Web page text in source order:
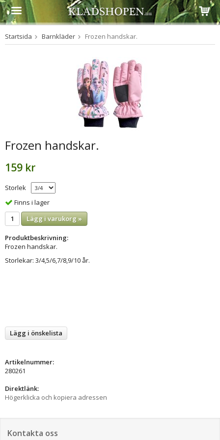
Produkten har blivit tillagd i varukorgen
Startsida Barnkläder Frozen handskar.
Frozen handskar.
159 kr
Storlek
Finns i lager
Lägg i varukorg »
Produktbeskrivning:
Frozen handskar.
Storlekar: 3/4,5/6,7/8,9/10 år.
Lägg i önskelista
Artikelnummer:
280261
Direktlänk:
Högerklicka och kopiera adressen
Kontakta oss